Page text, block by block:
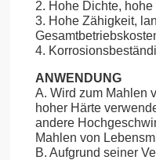
2. Hohe Dichte,
3. Hohe Zähigkeit,
4.
ANWENDUNG
A. Wird zum Mahlen
hoher Härte
andere
Mahlen von
B. Aufgrund seiner